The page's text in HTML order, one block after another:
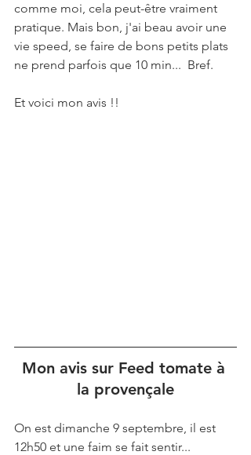
comme moi, cela peut-être vraiment
pratique. Mais bon, j'ai beau avoir une
vie speed, se faire de bons petits plats
ne prend parfois que 10 min...  Bref.
Et voici mon avis !!
Mon avis sur Feed tomate à
la provençale
On est dimanche 9 septembre, il est
12h50 et une faim se fait sentir...